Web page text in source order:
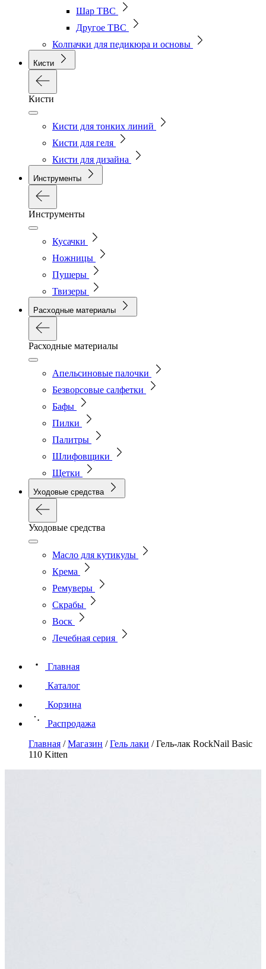
Шар ТВС
Другое ТВС
Колпачки для педикюра и основы
Кисти
Кисти
Кисти для тонких линий
Кисти для геля
Кисти для дизайна
Инструменты
Инструменты
Кусачки
Ножницы
Пушеры
Твизеры
Расходные материалы
Расходные материалы
Апельсиновые палочки
Безворсовые салфетки
Бафы
Пилки
Палитры
Шлифовщики
Щетки
Уходовые средства
Уходовые средства
Масло для кутикулы
Крема
Ремуверы
Скрабы
Воск
Лечебная серия
Главная
Каталог
Корзина
Распродажа
Главная /Магазин /Гель лаки /Гель-лак RockNail Basic
110 Kitten